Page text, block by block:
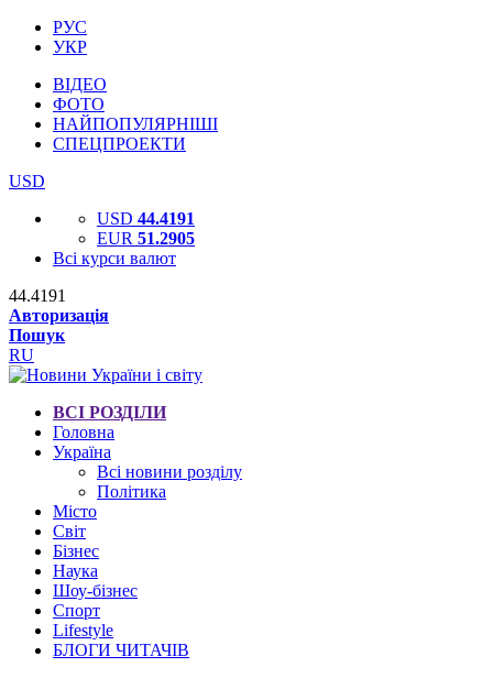
РУС
УКР
ВІДЕО
ФОТО
НАЙПОПУЛЯРНІШІ
СПЕЦПРОЕКТИ
USD
USD 44.4191
EUR 51.2905
Всі курси валют
44.4191
Авторизація
Пошук
RU
ВСІ РОЗДІЛИ
Головна
Україна
Всі новини розділу
Політика
Місто
Світ
Бізнес
Наука
Шоу-бізнес
Спорт
Lifestyle
БЛОГИ ЧИТАЧІВ